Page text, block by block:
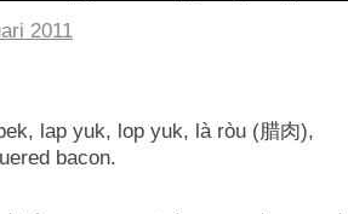
2011
lap yuk, lop yuk, là ròu (腊肉),
bacon.